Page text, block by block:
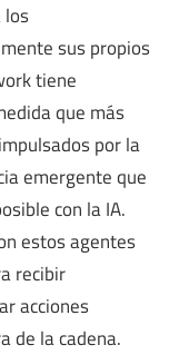
los
sus propios
tiene
que más
​​por la
emergente que
con la IA.
estos agentes
recibir
acciones
de la cadena.